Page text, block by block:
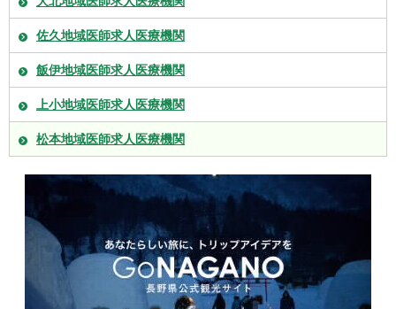
佐久地域医師求人医療機関
飯伊地域医師求人医療機関
上小地域医師求人医療機関
松本地域医師求人医療機関